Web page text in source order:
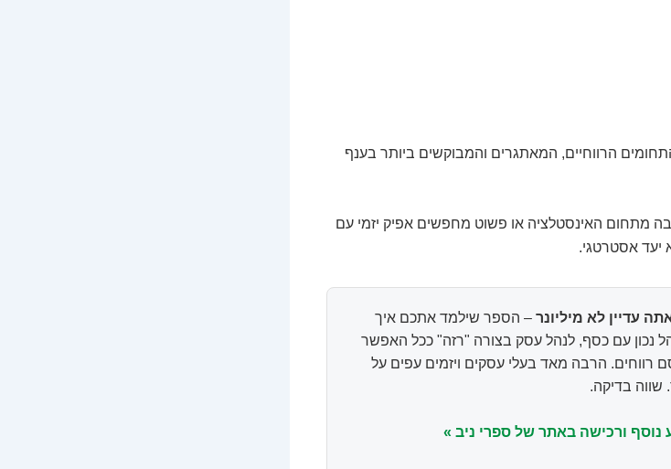
הרווחיים, המאתגרים והמבוקשים ביותר בענף
מתחום האינסטלציה או פשוט מחפשים אפיק יזמי עם
יעד אסטרטגי.
עדיין לא מיליונר – הספר שילמד אתכם איך
נכון עם כסף, לנהל עסק בצורה "רזה" ככל האפשר
רווחים. הרבה מאד בעלי עסקים ויזמים עפים על
שווה בדיקה.
נוסף ורכישה באתר של ספרי ניב »